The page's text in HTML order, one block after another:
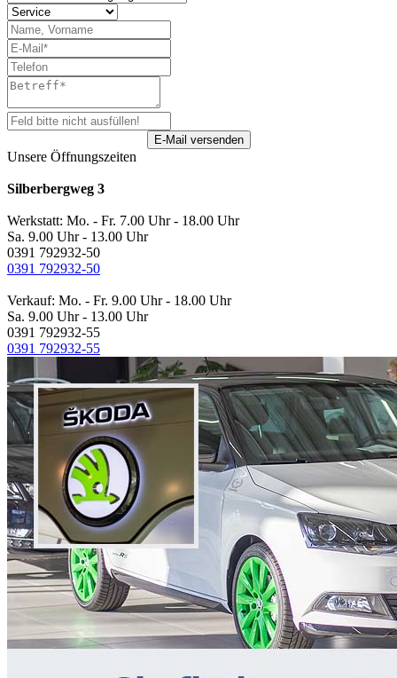
Unsere Öffnungszeiten
Silberbergweg 3
Werkstatt: Mo. - Fr. 7.00 Uhr - 18.00 Uhr
Sa. 9.00 Uhr - 13.00 Uhr
0391 792932-50
0391 792932-50
Verkauf: Mo. - Fr. 9.00 Uhr - 18.00 Uhr
Sa. 9.00 Uhr - 13.00 Uhr
0391 792932-55
0391 792932-55